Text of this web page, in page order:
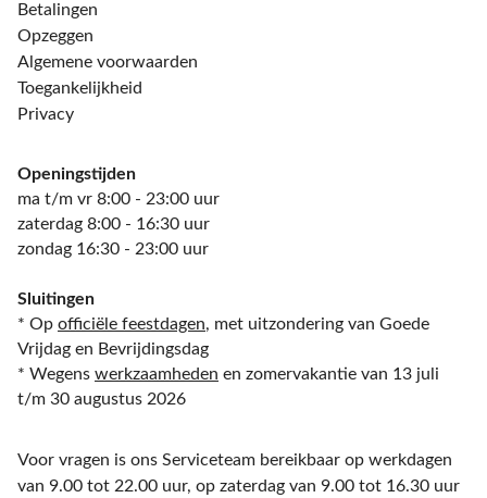
Betalingen
Opzeggen
Algemene voorwaarden
Toegankelijkheid
Privacy
Openingstijden
ma t/m vr 8:00 - 23:00 uur
zaterdag 8:00 - 16:30 uur
zondag 16:30 - 23:00 uur
Sluitingen
* Op officiële feestdagen, met uitzondering van Goede
Vrijdag en Bevrijdingsdag
* Wegens werkzaamheden en zomervakantie van 13 juli
t/m 30 augustus 2026
Voor vragen is ons Serviceteam bereikbaar op werkdagen
van 9.00 tot 22.00 uur, op zaterdag van 9.00 tot 16.30 uur